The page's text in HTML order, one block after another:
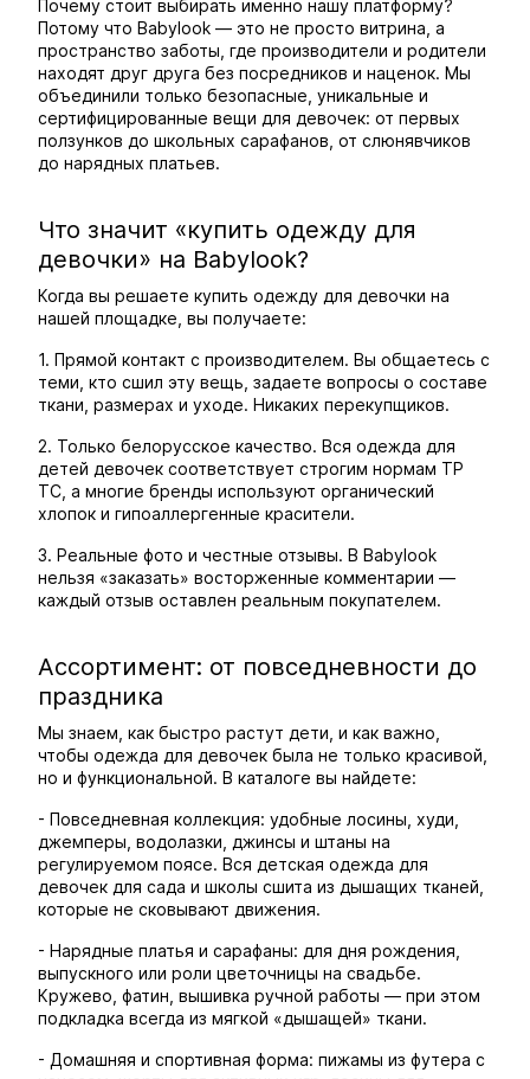
Почему стоит выбирать именно нашу платформу?
Потому что Babylook — это не просто витрина, а
пространство заботы, где производители и родители
находят друг друга без посредников и наценок. Мы
объединили только безопасные, уникальные и
сертифицированные вещи для девочек: от первых
ползунков до школьных сарафанов, от слюнявчиков
до нарядных платьев.
Что значит «купить одежду для
девочки» на Babylook?
Когда вы решаете купить одежду для девочки на
нашей площадке, вы получаете:
1. Прямой контакт с производителем. Вы общаетесь с
теми, кто сшил эту вещь, задаете вопросы о составе
ткани, размерах и уходе. Никаких перекупщиков.
2. Только белорусское качество. Вся одежда для
детей девочек соответствует строгим нормам ТР
ТС, а многие бренды используют органический
хлопок и гипоаллергенные красители.
3. Реальные фото и честные отзывы. В Babylook
нельзя «заказать» восторженные комментарии —
каждый отзыв оставлен реальным покупателем.
Ассортимент: от повседневности до
праздника
Мы знаем, как быстро растут дети, и как важно,
чтобы одежда для девочек была не только красивой,
но и функциональной. В каталоге вы найдете:
- Повседневная коллекция: удобные лосины, худи,
джемперы, водолазки, джинсы и штаны на
регулируемом поясе. Вся детская одежда для
девочек для сада и школы сшита из дышащих тканей,
которые не сковывают движения.
- Нарядные платья и сарафаны: для дня рождения,
выпускного или роли цветочницы на свадьбе.
Кружево, фатин, вышивка ручной работы — при этом
подкладка всегда из мягкой «дышащей» ткани.
- Домашняя и спортивная форма: пижамы из футера с